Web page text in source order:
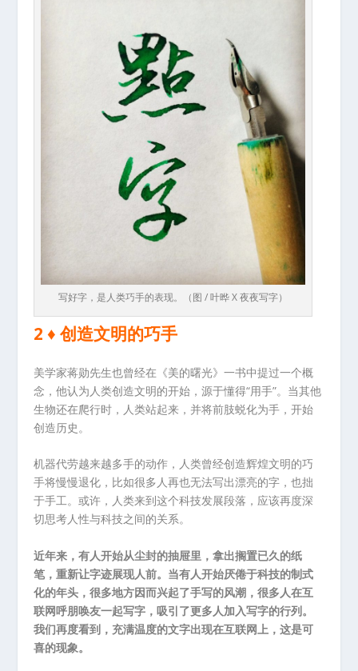
写好字，是人类巧手的表现。（图 / 叶晔 X 夜夜写字）
2 ♦ 创造文明的巧手
美学家蒋勋先生也曾经在《美的曙光》一书中提过一个概
念，他认为人类创造文明的开始，源于懂得“用手”。当其他
生物还在爬行时，人类站起来，并将前肢蜕化为手，开始
创造历史。
机器代劳越来越多手的动作，人类曾经创造辉煌文明的巧
手将慢慢退化，比如很多人再也无法写出漂亮的字，也拙
于手工。或许，人类来到这个科技发展段落，应该再度深
切思考人性与科技之间的关系。
近年来，有人开始从尘封的抽屉里，拿出搁置已久的纸
笔，重新让字迹展现人前。当有人开始厌倦于科技的制式
化的年头，很多地方因而兴起了手写的风潮，很多人在互
联网呼朋唤友一起写字，吸引了更多人加入写字的行列。
我们再度看到，充满温度的文字出现在互联网上，这是可
喜的现象。